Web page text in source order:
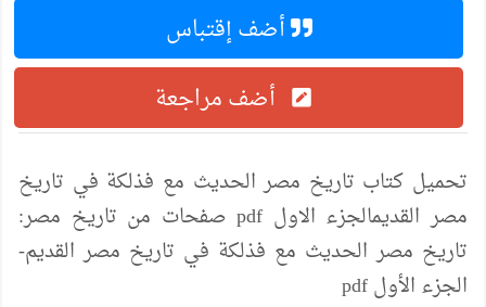
أضف إقتباس
أضف مراجعة
تحميل كتاب تاريخ مصر الحديث مع فذلكة في تاريخ
مصر القديمالجزء الاول pdf صفحات من تاريخ مصر:
تاريخ مصر الحديث مع فذلكة في تاريخ مصر القديم-
الجزء الأول pdf